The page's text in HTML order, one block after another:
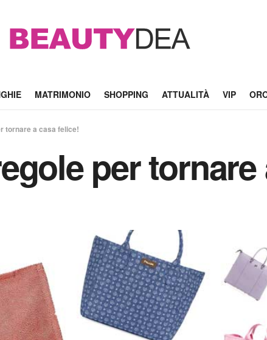
MATRIMONIO SHOPPING ATTUALITÀ VIP
tornare a casa felice!
per tornare